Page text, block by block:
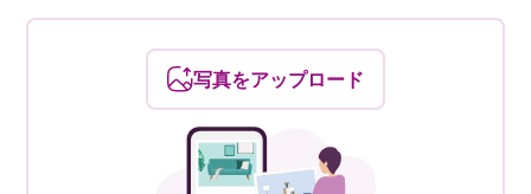
写真をアップロード